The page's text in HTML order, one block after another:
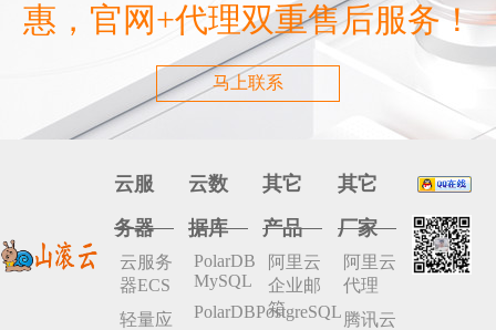
惠，官网+代理双重售后服务！
马上联系
云服
务器
云服务
器ECS
轻量应
云数
据库
PolarDB
MySQL
PolarDBPostgreSQL
其它
产品
阿里云
企业邮
箱
其它
厂家
阿里云
代理
腾讯云